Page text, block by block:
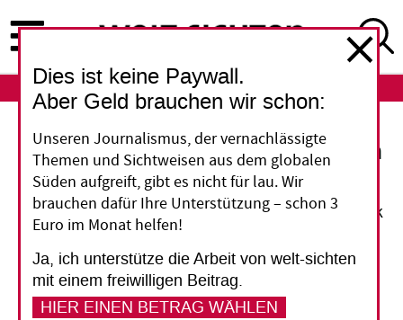
zum
Inhalt
ABO
Syrien und die Logik des Militärischen
Für Diplomatie ist es nie zu spät – auch im Krieg
in Syrien nicht. Eine neue deutsche Außenpolitik
sollte sich auf die Vorbeugung von Krisen
besinnen, statt den Boden für weitere
Militäreinsätze zu bereiten, dieses Mal in Afrika.
Dies ist keine Paywall.
Aber Geld brauchen wir schon:
Unseren Journalismus, der vernachlässigte
Themen und Sichtweisen aus dem globalen
Süden aufgreift, gibt es nicht für lau. Wir
brauchen dafür Ihre Unterstützung – schon 3
Euro im Monat helfen!
Ja, ich unterstütze die Arbeit von welt-sichten
mit einem freiwilligen Beitrag.
HIER EINEN BETRAG WÄHLEN